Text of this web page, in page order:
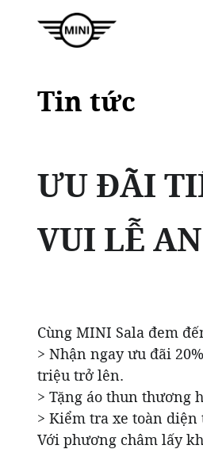
Tin tức
ƯU ĐÃI
VUI LỄ
Cùng MINI Sala đem
> Nhận ngay ưu đãi
triệu trở lên.
> Tặng áo thun thương
> Kiểm tra xe toàn diện
Với phương châm lấy